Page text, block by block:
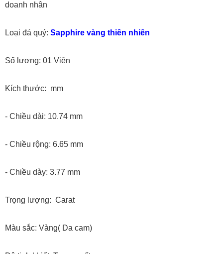
doanh nhân
Loại đá quý: Sapphire vàng thiên nhiên
Số lượng: 01 Viên
Kích thước: mm
- Chiều dài: 10.74 mm
- Chiều rộng: 6.65 mm
- Chiều dày: 3.77 mm
Trọng lượng: Carat
Màu sắc: Vàng( Da cam)